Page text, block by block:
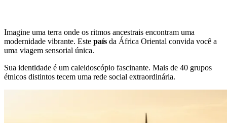
Imagine uma terra onde os ritmos ancestrais encontram uma
modernidade vibrante. Este país da África Oriental convida você a
uma viagem sensorial única.
Sua identidade é um caleidoscópio fascinante. Mais de 40 grupos
étnicos distintos tecem uma rede social extraordinária.